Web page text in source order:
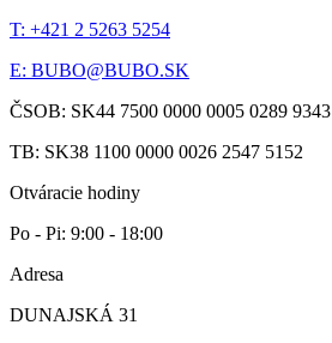
T: +421 2 5263 5254
E: BUBO@BUBO.SK
ČSOB: SK44 7500 0000 0005 0289 9343
TB: SK38 1100 0000 0026 2547 5152
Otváracie hodiny
Po - Pi: 9:00 - 18:00
Adresa
DUNAJSKÁ 31